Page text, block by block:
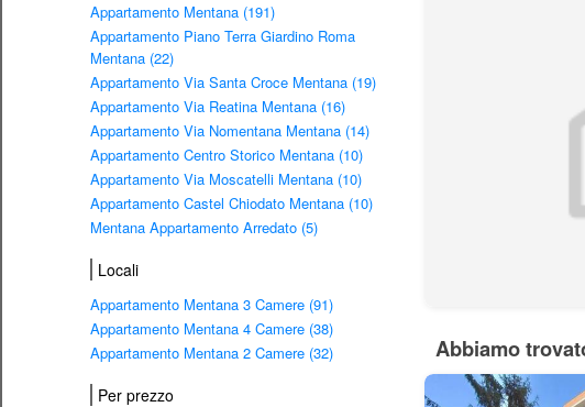
Appartamento Mentana (191)
Appartamento Piano Terra Giardino Roma
Mentana (22)
Appartamento Via Santa Croce Mentana (19)
Appartamento Via Reatina Mentana (16)
Appartamento Via Nomentana Mentana (14)
Appartamento Centro Storico Mentana (10)
Appartamento Via Moscatelli Mentana (10)
Appartamento Castel Chiodato Mentana (10)
Mentana Appartamento Arredato (5)
Locali
Appartamento Mentana 3 Camere (91)
Appartamento Mentana 4 Camere (38)
Appartamento Mentana 2 Camere (32)
Per prezzo
Abbiamo